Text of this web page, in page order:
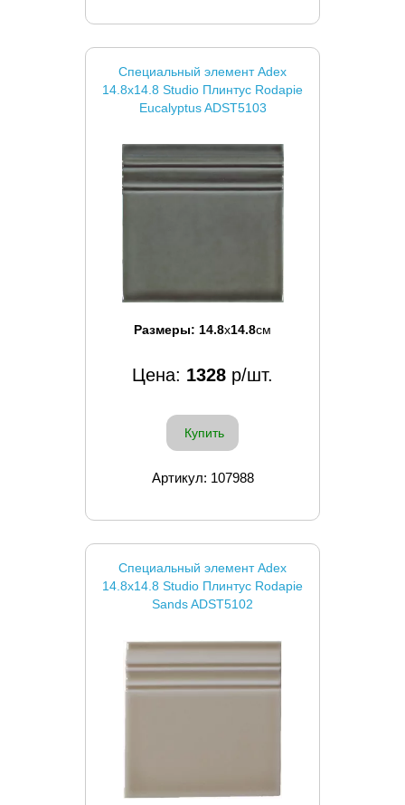
Специальный элемент Adex
14.8x14.8 Studio Плинтус Rodapie
Eucalyptus ADST5103
Размеры: 14.8x14.8см
Цена: 1328 р/шт.
Купить
Артикул: 107988
Специальный элемент Adex
14.8x14.8 Studio Плинтус Rodapie
Sands ADST5102